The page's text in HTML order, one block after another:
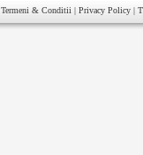
Termeni & Conditii | Privacy Policy |